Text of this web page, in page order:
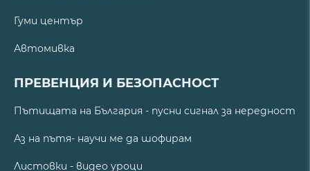
Гуми център
Автомивка
ПРЕВЕНЦИЯ И БЕЗОПАСНОСТ
Пътищата на България - пусни сигнал за нередност
Аз на пътя- научи ме да шофирам
Листовки - видео уроци